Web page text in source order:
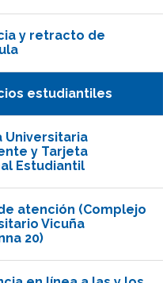
y retracto de
estudiantiles
Universitaria
y Tarjeta
Estudiantil
atención (Complejo
Vicuña
20)